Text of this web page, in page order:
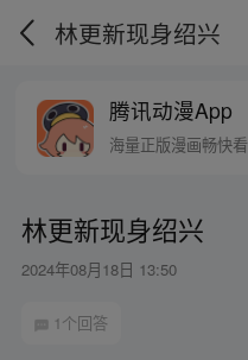
林更新现身绍兴
腾讯动漫App
海量正版漫画畅快看
林更新现身绍兴
2024年08月18日 13:50
1个回答